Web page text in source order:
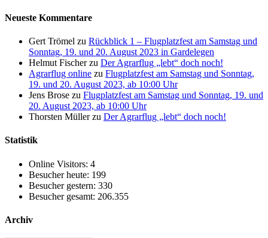
Neueste Kommentare
Gert Trömel zu Rückblick 1 – Flugplatzfest am Samstag und
Sonntag, 19. und 20. August 2023 in Gardelegen
Helmut Fischerzu Der Agrarflug „lebt“ doch noch!
Agrarflug online zu Flugplatzfest am Samstag und Sonntag,
19. und 20. August 2023, ab 10:00 Uhr
Jens Brose zu Flugplatzfest am Samstag und Sonntag, 19. und
20. August 2023, ab 10:00 Uhr
Thorsten Müllerzu Der Agrarflug „lebt“ doch noch!
Statistik
Online Visitors: 4
Besucher heute: 199
Besucher gestern: 330
Besucher gesamt: 206.355
Archiv